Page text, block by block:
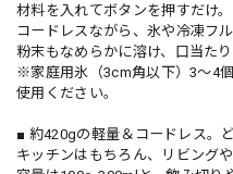
材料を入れてボタンを押すだけ。
コードレスながら、氷や冷凍フ
粉末もなめらかに溶け、口当た
※家庭用氷（3cm角以下）3～4
使用ください。
■ 約420gの軽量＆コードレス。
キッチンはもちろん、リビング